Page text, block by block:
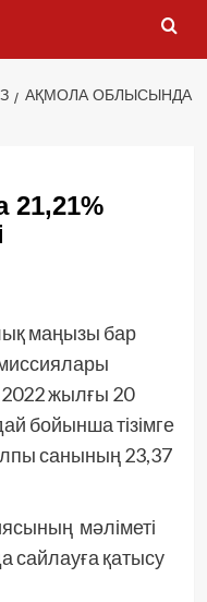
АҚМОЛА ОБЛЫСЫНДА
маңызы бар
2022 жылғы 20
бойынша тізімге
санының 23,37
мәліметі
қатысу